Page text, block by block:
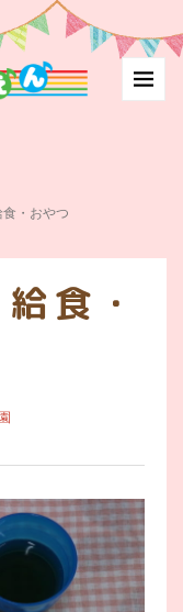
・おやつ
食・